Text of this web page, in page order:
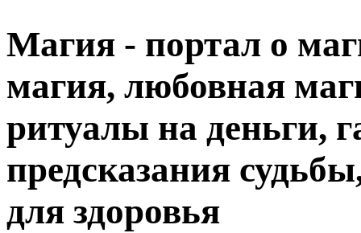
Магия - портал о
магия, любовная
ритуалы на деньги,
предсказания
для здоровья